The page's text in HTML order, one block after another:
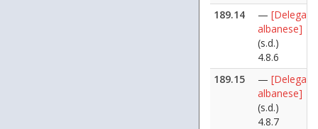
189.14
—
albanese]
(s.d.)
4.8.6
189.15
—
albanese]
(s.d.)
4.8.7